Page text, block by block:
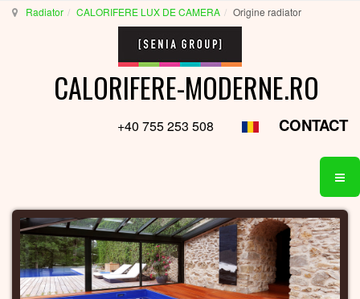
Radiator CALORIFERE LUX DE CAMERA Origine radiator
CALORIFERE-MODERNE.RO
+40 755 253 508 CONTACT